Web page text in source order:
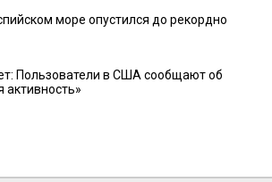
море опустился до рекордно
Пользователи в США сообщают об